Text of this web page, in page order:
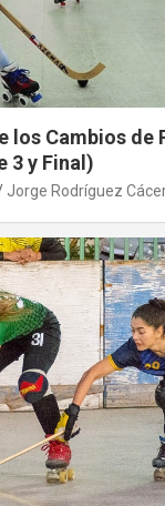
los Cambios de
3 y Final)
Jorge Rodríguez